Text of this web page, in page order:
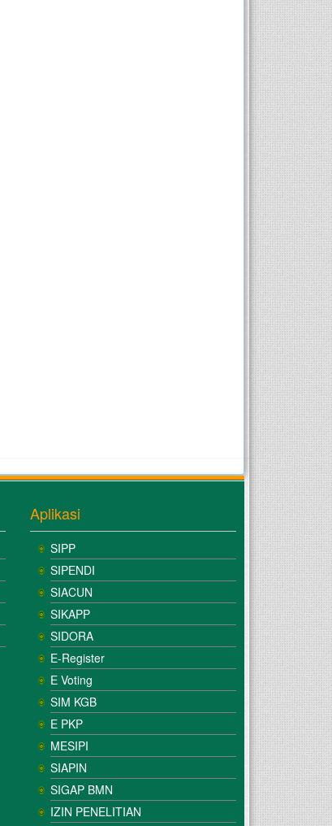
Aplikasi
SIPP
SIPENDI
SIACUN
SIKAPP
SIDORA
E-Register
E Voting
SIM KGB
E PKP
MESIPI
SIAPIN
SIGAP BMN
IZIN PENELITIAN